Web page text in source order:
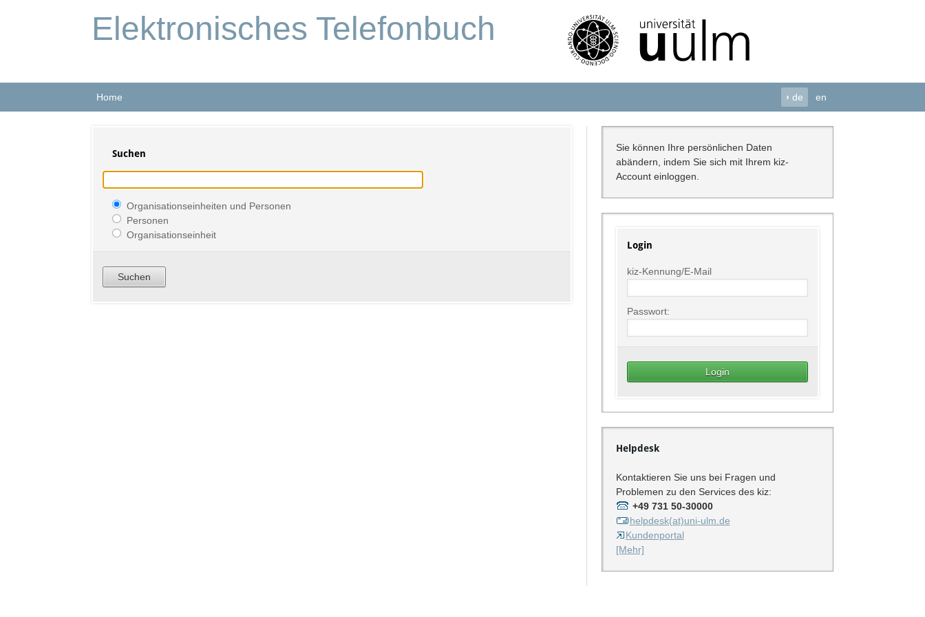
Elektronisches Telefonbuch
Home › de en
Suchen
Organisationseinheiten und Personen
Personen
Organisationseinheit
Sie können Ihre persönlichen Daten
abändern, indem Sie sich mit Ihrem kiz-
Account einloggen.
Login
kiz-Kennung/E-Mail
Passwort:
Helpdesk
Kontaktieren Sie uns bei Fragen und
Problemen zu den Services des kiz:
+49 731 50-30000
helpdesk(at)uni-ulm.de
Kundenportal
[Mehr]